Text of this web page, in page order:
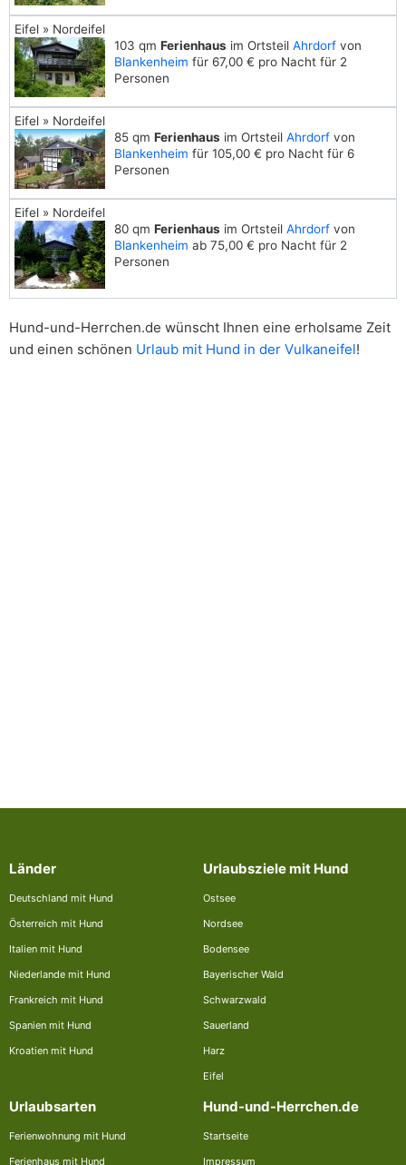
Eifel » Nordeifel
103 qm Ferienhaus im Ortsteil Ahrdorf von
Blankenheim für 67,00 € pro Nacht für 2
Personen
Eifel » Nordeifel
85 qm Ferienhaus im Ortsteil Ahrdorf von
Blankenheim für 105,00 € pro Nacht für 6
Personen
Eifel » Nordeifel
80 qm Ferienhaus im Ortsteil Ahrdorf von
Blankenheim ab 75,00 € pro Nacht für 2
Personen
Hund-und-Herrchen.de wünscht Ihnen eine erholsame Zeit
und einen schönen Urlaub mit Hund in der Vulkaneifel!
Länder
Deutschland mit Hund
Österreich mit Hund
Italien mit Hund
Niederlande mit Hund
Frankreich mit Hund
Spanien mit Hund
Kroatien mit Hund
Urlaubsziele mit Hund
Ostsee
Nordsee
Bodensee
Bayerischer Wald
Schwarzwald
Sauerland
Harz
Eifel
Urlaubsarten
Ferienwohnung mit Hund
Ferienhaus mit Hund
Hund-und-Herrchen.de
Startseite
Impressum